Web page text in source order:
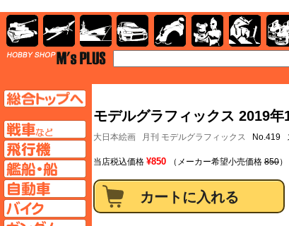
モデルグラフィックス 2019年
大日本絵画 月刊 モデルグラフィックス No.419
当店税込価格 ¥850 （メーカー希望小売価格 850）
艦船ページへ
自動車ページへ
バイクページへ
AFV 飛行機 艦船 自動車 バイク キャラクターガンダ